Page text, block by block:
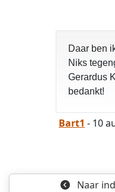
Daar ben
Niks
Gerardus
bedankt!
Bart1 - 10
Naar